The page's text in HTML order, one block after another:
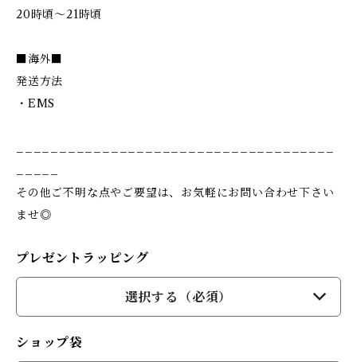
20時頃～21時頃
■海外■
発送方法
・EMS
その他ご不明な点やご要望は、お気軽にお問い合わせ下さい
ませ◎
プレゼントラッピング
選択する（必須）
ショップ袋